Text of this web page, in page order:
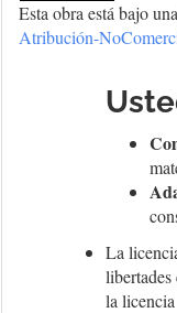
Esta obra está bajo
Atribución-
La
la licencia